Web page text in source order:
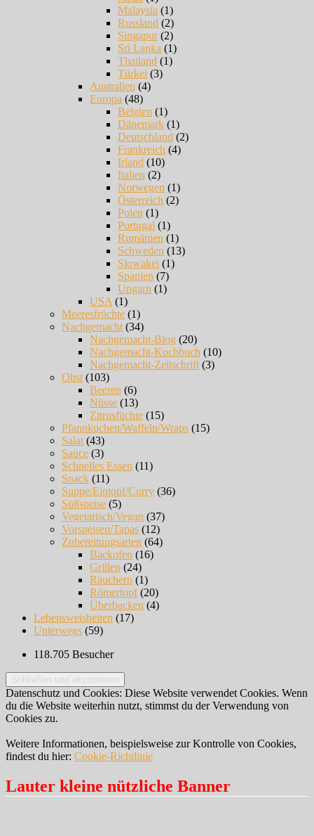
Malaysia (1)
Russland (2)
Singapur(2)
Sri Lanka (1)
Thailand (1)
Türkei (3)
Australien (4)
Europa (48)
Belgien (1)
Dänemark (1)
Deutschland (2)
Frankreich (4)
Irland (10)
Italien (2)
Norwegen (1)
Österreich (2)
Polen (1)
Portugal (1)
Rumänien (1)
Schweden (13)
Slowakei (1)
Spanien (7)
Ungarn (1)
USA (1)
Meeresfrüchte (1)
Nachgemacht (34)
Nachgemacht-Blog (20)
Nachgemacht-Kochbuch (10)
Nachgemacht-Zeitschrift (3)
Obst (103)
Beeren (6)
Nüsse (13)
Zitrusfüchte (15)
Pfannkuchen/Waffeln/Wraps (15)
Salat (43)
Sauce (3)
Schnelles Essen (11)
Snack (11)
Suppe/Eintopf/Curry (36)
Süßspeise (5)
Vegetarisch/Vegan (37)
Vorspeisen/Tapas (12)
Zubereitungsarten (64)
Backofen (16)
Grillen (24)
Räuchern (1)
Römertopf(20)
Überbacken (4)
Lebensweisheiten (17)
Unterwegs (59)
118.705 Besucher
Datenschutz und Cookies: Diese Website verwendet Cookies. Wenn
du die Website weiterhin nutzt, stimmst du der Verwendung von
Cookies zu.
Weitere Informationen, beispielsweise zur Kontrolle von Cookies,
findest du hier: Cookie-Richtlinie
Lauter kleine nützliche Banner